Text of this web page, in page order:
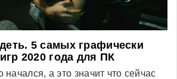
5 самых графически
2020 года для ПК
начался, а это значит что сейчас